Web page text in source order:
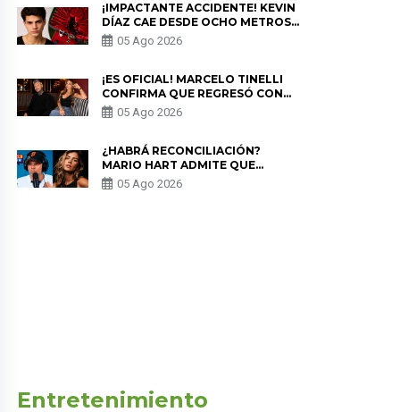
¡IMPACTANTE ACCIDENTE! KEVIN
DÍAZ CAE DESDE OCHO METROS
EN “ESTO ES GUERRA” Y GENERA
PREOCUPACIÓN
05 Ago 2026
¡ES OFICIAL! MARCELO TINELLI
CONFIRMA QUE REGRESÓ CON
MILETT FIGUEROA: “EL AMOR
PUDO MÁS”
05 Ago 2026
¿HABRÁ RECONCILIACIÓN?
MARIO HART ADMITE QUE
PODRÍA VOLVER CON KORINA
RIVADENEIRA: “NO LE CERRARÍA
05 Ago 2026
Entretenimiento